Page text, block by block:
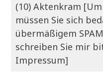
(10) Aktenkram
müssen Sie sich
übermäßigem
schreiben Sie mir
Impressum]